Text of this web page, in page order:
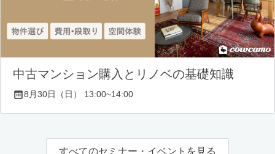
中古マンション購入とリノベの基礎知識
8月30日（日） 13:00~14:00
すべてのセミナー・イベントを見る